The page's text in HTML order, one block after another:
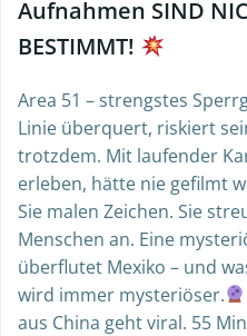
Aufnahmen SIND
BESTIMMT!
Area 51 – strengstes
Linie überquert, riskiert
trotzdem. Mit laufender
erleben, hätte nie gefilmt
Sie malen Zeichen. Sie
Menschen an. Eine
überflutet Mexiko – und
wird immer mysteriöser.
aus China geht viral. 55